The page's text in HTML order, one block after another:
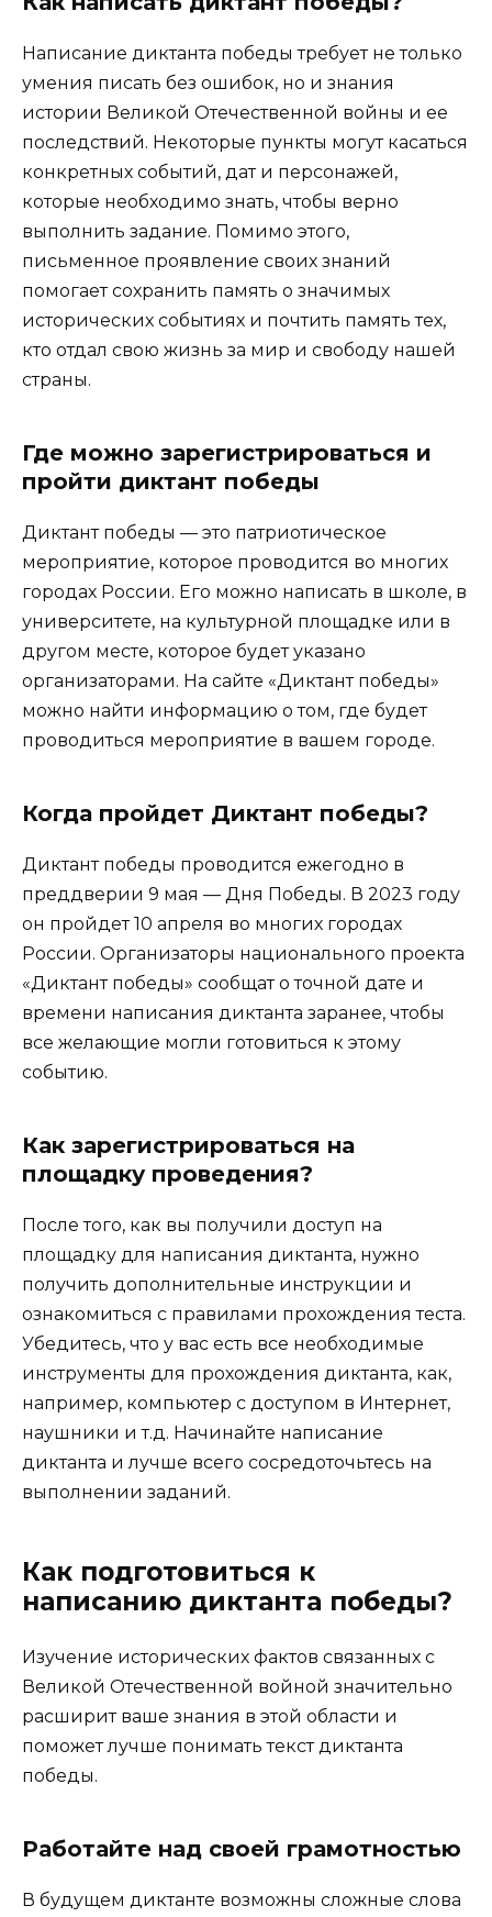
Написание диктанта победы требует не только
умения писать без ошибок, но и знания
истории Великой Отечественной войны и ее
последствий. Некоторые пункты могут касаться
конкретных событий, дат и персонажей,
которые необходимо знать, чтобы верно
выполнить задание. Помимо этого,
письменное проявление своих знаний
помогает сохранить память о значимых
исторических событиях и почтить память тех,
кто отдал свою жизнь за мир и свободу нашей
страны.
Где можно зарегистрироваться и
пройти диктант победы
Диктант победы — это патриотическое
мероприятие, которое проводится во многих
городах России. Его можно написать в школе, в
университете, на культурной площадке или в
другом месте, которое будет указано
организаторами. На сайте «Диктант победы»
можно найти информацию о том, где будет
проводиться мероприятие в вашем городе.
Когда пройдет Диктант победы?
Диктант победы проводится ежегодно в
преддверии 9 мая — Дня Победы. В 2023 году
он пройдет 10 апреля во многих городах
России. Организаторы национального проекта
«Диктант победы» сообщат о точной дате и
времени написания диктанта заранее, чтобы
все желающие могли готовиться к этому
событию.
Как зарегистрироваться на
площадку проведения?
После того, как вы получили доступ на
площадку для написания диктанта, нужно
получить дополнительные инструкции и
ознакомиться с правилами прохождения теста.
Убедитесь, что у вас есть все необходимые
инструменты для прохождения диктанта, как,
например, компьютер с доступом в Интернет,
наушники и т.д. Начинайте написание
диктанта и лучше всего сосредоточьтесь на
выполнении заданий.
Как подготовиться к
написанию диктанта победы?
Изучение исторических фактов связанных с
Великой Отечественной войной значительно
расширит ваше знания в этой области и
поможет лучше понимать текст диктанта
победы.
Работайте над своей грамотностью
В будущем диктанте возможны сложные слова